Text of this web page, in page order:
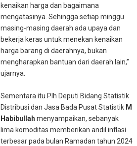
kenaikan harga dan bagaimana
mengatasinya. Sehingga setiap minggu
masing-masing daerah ada upaya dan
bekerja keras untuk menekan kenaikan
harga barang di daerahnya, bukan
mengharapkan bantuan dari daerah lain,”
ujarnya.
Sementara itu Plh Deputi Bidang Statistik
Distribusi dan Jasa Bada Pusat Statistik M
Habibullah menyampaikan, sebanyak
lima komoditas memberikan andil inflasi
terbesar pada bulan Ramadan tahun 2024